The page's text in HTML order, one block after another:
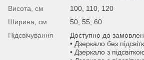
Висота, см
100, 110, 120
Ширина, см
50, 55, 60
Підсвічування
Доступно до
• Дзеркало без
• Дзеркало з